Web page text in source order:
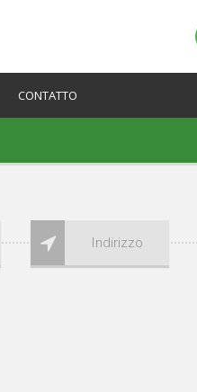
CONTATTO
Indirizzo